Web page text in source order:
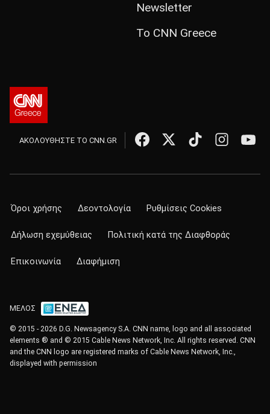
Newsletter
Το CNN Greece
ΑΚΟΛΟΥΘΗΣΤΕ ΤΟ CNN.GR
Όροι χρήσης Δεοντολογία Ρυθμίσεις Cookies
Δήλωση εχεμύθειας Πολιτική κατά της Διαφθοράς
Επικοινωνία Διαφήμιση
ΜΕΛΟΣ
© 2015 - 2026 D.G. Newsagency S.A. CNN name, logo and all associated
elements ® and © 2015 Cable News Network, Inc. All rights reserved. CNN
and the CNN logo are registered marks of Cable News Network, Inc.,
displayed with permission